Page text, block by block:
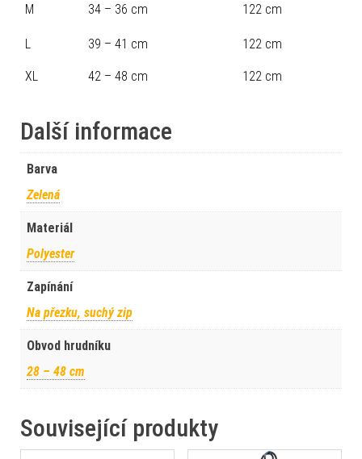
M 34 – 36 cm 122 cm
L 39 – 41 cm 122 cm
XL 42 – 48 cm 122 cm
Další informace
Barva
Zelená
Materiál
Polyester
Zapínání
Na přezku, suchý zip
Obvod hrudníku
28 – 48 cm
Související produkty